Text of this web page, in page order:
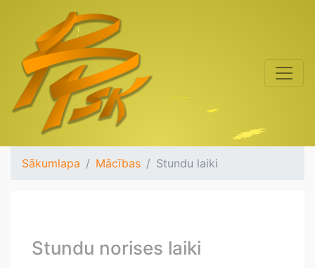
Sākumlapa Mācības Stundu laiki
Stundu norises laiki